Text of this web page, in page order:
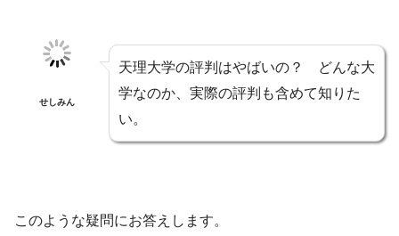
せしみん
天理大学の評判はやばいの？ どんな大
学なのか、実際の評判も含めて知りた
い。
このような疑問にお答えします。